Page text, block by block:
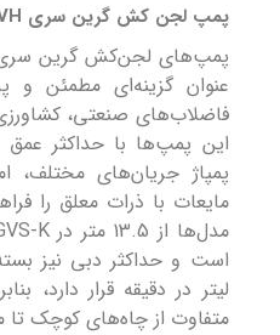
پمپ لجن کش گرین سری GVH و GV-K و GVS-K
عنوان گزینه‌ای مطمئن و
فاضلاب‌های صنعتی،
پمپاژ جریان‌های مختلف،
مایعات با ذرات معلق را
لیتر در دقیقه قرار دارد،
متفاوت از چاه‌های کوچک